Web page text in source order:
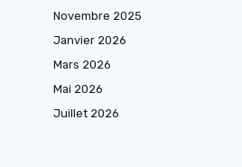
Novembre 2025
Janvier 2026
Mars 2026
Mai 2026
Juillet 2026